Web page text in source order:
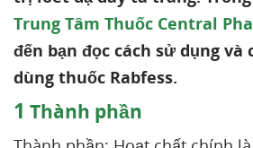
Trung Tâm Thuốc Central
đến bạn đọc cách sử dụng và
dùng thuốc Rabfess.
1 Thành phần